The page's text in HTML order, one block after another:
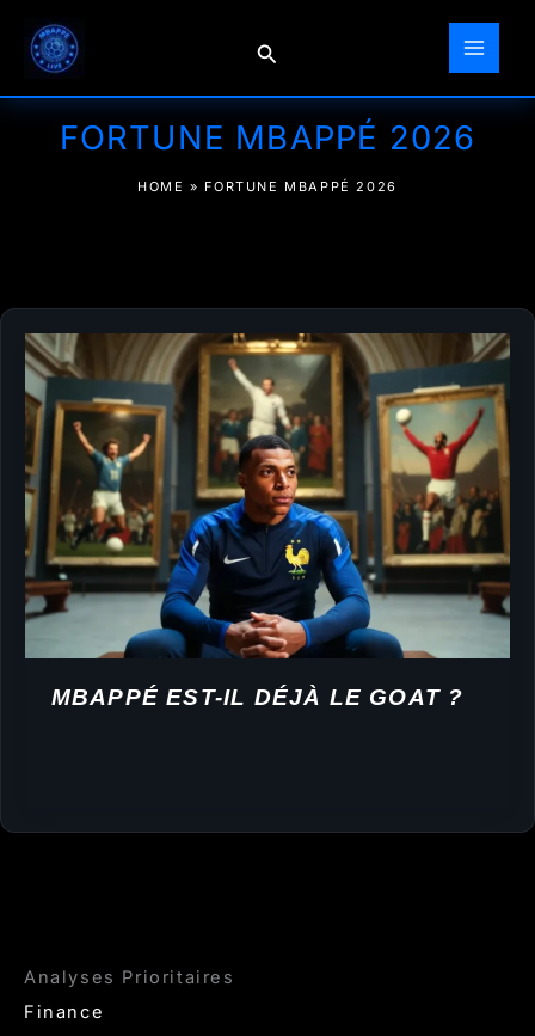
contenu
Rechercher
FORTUNE MBAPPÉ 2026
HOME » FORTUNE MBAPPÉ 2026
MBAPPÉ EST-IL DÉJÀ LE GOAT ?
Analyses Prioritaires
Finance